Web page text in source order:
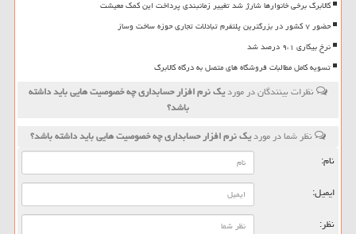
کالابرگ برخی خانوارها شارژ شد تغییر زمانبندی پرداخت این کمک معیشت
حضور ۷ کشور در بزرگترین پلتفرم تبادلات تجاری حوزه ساخت وساز
نرخ بیکاری ۹،۱ درصد شد
تسویه کامل مطالبات فروشگاه های متصل به درگاه کالابرگ
نظرات بینندگان در موردیك نرم افزار حسابداری چه خصوصیت هایی باید داشته
باشد؟
نظر شما در موردیك نرم افزار حسابداری چه خصوصیت هایی باید داشته باشد؟
نام:
ایمیل:
نظر: